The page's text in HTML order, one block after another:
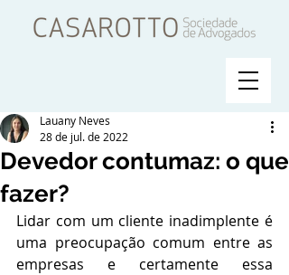
Devedor contumaz: o que
fazer?
Lauany Neves
28 de jul. de 2022
Lidar com um cliente inadimplente é
uma preocupação comum entre as
empresas e certamente essa